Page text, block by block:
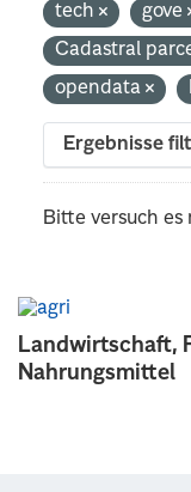
Landwirtschaft,
Nahrungsmittel
tech
gove
Cadastral
opendata
Ergebnisse
Bitte versuch